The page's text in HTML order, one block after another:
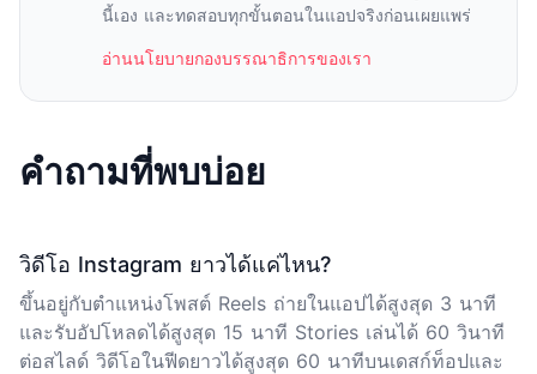
นี้เอง และทดสอบทุกขั้นตอนในแอปจริงก่อนเผยแพร่
อ่านนโยบายกองบรรณาธิการของเรา
คำถามที่พบบ่อย
วิดีโอ Instagram ยาวได้แค่ไหน?
ขึ้นอยู่กับตำแหน่งโพสต์ Reels ถ่ายในแอปได้สูงสุด 3 นาที
และรับอัปโหลดได้สูงสุด 15 นาที Stories เล่นได้ 60 วินาที
ต่อสไลด์ วิดีโอในฟีดยาวได้สูงสุด 60 นาทีบนเดสก์ท็อปและ